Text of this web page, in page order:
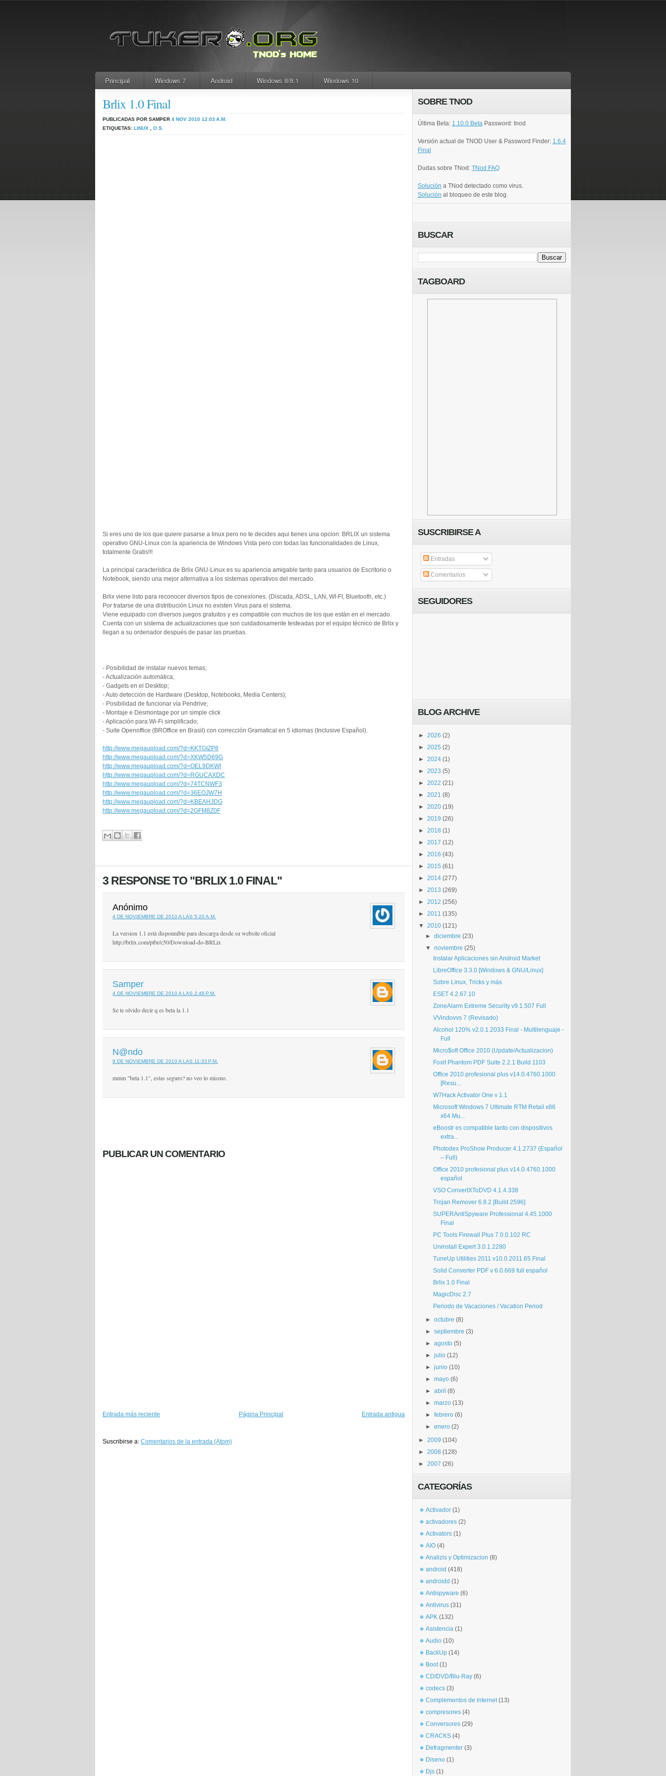
Principal Windows 7 Android Windows 8/8.1 Windows 10
Brlix 1.0 Final
PUBLICADAS POR SAMPER 4 NOV 2010 12:03 A.M.
ETIQUETAS: LINUX O.S.
Si eres uno de los que quiere pasarse a linux pero no te decides aqui tienes una opcion: BRLIX un sistema
operativo GNU-Linux con la apariencia de Windows Vista pero con todas las funcionalidades de Linux,
totalmente Gratis!!!
La principal característica de Brlix GNU-Linux es su apariencia amigable tanto para usuarios de Escritorio o
Notebook, siendo una mejor alternativa a los sistemas operativos del mercado.
Brlix viene listo para reconocer diversos tipos de conexiones. (Discada, ADSL, LAN, WI-FI, Bluetooth, etc.)
Por tratarse de una distribución Linux no existen Virus para el sistema.
Viene equipado con diversos juegos gratuitos y es compatible con muchos de los que están en el mercado.
Cuenta con un sistema de actualizaciones que son cuidadosamente testeadas por el equipo técnico de Brlix y
llegan a su ordenador después de pasar las pruebas.
- Posibilidad de instalar nuevos temas;
- Actualización automática;
- Gadgets en el Desktop;
- Auto detección de Hardware (Desktop, Notebooks, Media Centers);
- Posibilidad de funcionar vía Pendrive;
- Montaje e Desmontage por un simple click
- Aplicación para Wi-Fi simplificado;
- Suite Openoffice (BROffice en Brasil) con corrección Gramatical en 5 idiomas (Inclusive Español).
http://www.megaupload.com/?d=KKTGIZP8
http://www.megaupload.com/?d=XKW5D69G
http://www.megaupload.com/?d=OEL9DKWI
http://www.megaupload.com/?d=RGUCAXDC
http://www.megaupload.com/?d=74TCNWF3
http://www.megaupload.com/?d=36EOJW7H
http://www.megaupload.com/?d=KBEAHJDG
http://www.megaupload.com/?d=2GFM8Z0F
3 RESPONSE TO "BRLIX 1.0 FINAL"
Anónimo
4 DE NOVIEMBRE DE 2010 A LAS 5:20 A.M.
La version 1.1 está disponnible para descarga desde su website oficial
http://brlix.com/ptbr/c50/Download-do-BRLix
Samper
4 DE NOVIEMBRE DE 2010 A LAS 2:48 P.M.
Se te olvido decir q es beta la 1.1
N@ndo
8 DE NOVIEMBRE DE 2010 A LAS 11:33 P.M.
mmm "beta 1.1", estas seguro? no veo lo mismo.
PUBLICAR UN COMENTARIO
Entrada más reciente Entrada antigua
Página Principal
Suscribirse a: Comentarios de la entrada (Atom)
SOBRE TNOD
Última Beta: 1.10.0 Beta Password: tnod
Versión actual de TNOD User & Password Finder: 1.6.4
Final
Dudas sobre TNod: TNod FAQ
Solución a TNod detectado como virus.
Solución al bloqueo de este blog.
BUSCAR
TAGBOARD
SUSCRIBIRSE A
Entradas
Comentarios
SEGUIDORES
BLOG ARCHIVE
► 2026 (2)
► 2025 (2)
► 2024 (1)
► 2023 (5)
► 2022 (21)
► 2021 (8)
► 2020 (19)
► 2019 (26)
► 2018 (1)
► 2017 (12)
► 2016 (43)
► 2015 (61)
► 2014 (277)
► 2013 (269)
► 2012 (256)
► 2011 (135)
▼ 2010 (121)
►diciembre (23)
▼noviembre (25)
Instalar Aplicaciones sin Android Market
LibreOffice 3.3.0 [Windows & GNU/Linux]
Sobre Linux, Tricks y más
ESET 4.2.67.10
ZoneAlarm Extreme Security v9.1.507 Full
VVindovvs 7 (Revisado)
Alcohol 120% v2.0.1.2033 Final - Multilenguaje -
Full
Micro$oft Office 2010 (Update/Actualizacion)
Foxit Phantom PDF Suite 2.2.1 Build 1103
Office 2010 profesional plus v14.0.4760.1000
[Resu...
W7Hack Activator One v 1.1
Microsoft Windows 7 Ultimate RTM Retail x86
x64 Mu...
eBoostr es compatible tanto con dispositivos
extra...
Photodex ProShow Producer 4.1.2737 (Español
– Full)
Office 2010 profesional plus v14.0.4760.1000
español
VSO ConvertXToDVD 4.1.4.338
Trojan Remover 6.8.2 [Build 2596]
SUPERAntiSpyware Professional 4.45.1000
Final
PC Tools Firewall Plus 7.0.0.102 RC
Uninstall Expert 3.0.1.2280
TuneUp Utilities 2011 v10.0.2011.65 Final
Solid Converter PDF v 6.0.669 full español
Brlix 1.0 Final
MagicDisc 2.7
Periodo de Vacaciones / Vacation Period
►octubre (8)
►septiembre (3)
►agosto (5)
►julio (12)
►junio (10)
►mayo (6)
►abril (8)
►marzo (13)
►febrero (6)
►enero (2)
► 2009 (104)
► 2008 (128)
► 2007 (26)
CATEGORÍAS
Activador (1)
activadores (2)
Activators (1)
AIO (4)
Analizis y Optimizacion (8)
android (418)
androidd (1)
Antispyware (6)
Antivirus (31)
APK (132)
Asistencia (1)
Audio (10)
BackUp (14)
Boot (1)
CD/DVD/Blu-Ray (6)
codecs (3)
Complementos de internet (13)
compresores (4)
Conversores (29)
CRACKS (4)
Defragmenter (3)
Diseno (1)
Djs (1)